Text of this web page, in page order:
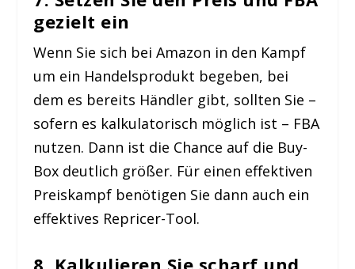
gezielt ein
Wenn Sie sich bei Amazon in den Kampf
um ein Handelsprodukt begeben, bei
dem es bereits Händler gibt, sollten Sie –
sofern es kalkulatorisch möglich ist – FBA
nutzen. Dann ist die Chance auf die Buy-
Box deutlich größer. Für einen effektiven
Preiskampf benötigen Sie dann auch ein
effektives Repricer-Tool.